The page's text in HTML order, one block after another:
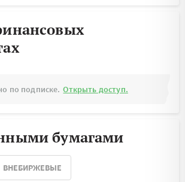
по подписке. Открыть доступ.
бумагами
ВНЕБИРЖЕВЫЕ